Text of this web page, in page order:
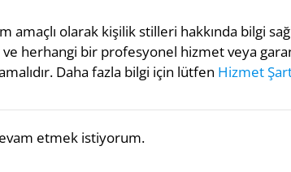
beni
bilirim.
Katılıyorum
amaçlı olarak kişilik stilleri hakkında bilgi
ve herhangi bir profesyonel hizmet veya
Daha fazla bilgi için lütfen Hizmet
etmek istiyorum.